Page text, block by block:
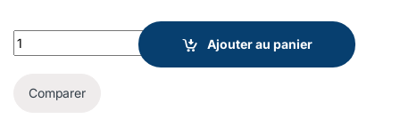
Canule d'aspiration quantity
Ajouter au panier
Comparer